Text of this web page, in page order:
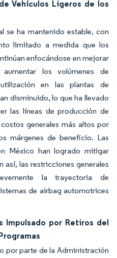
Vehículos Ligeros de los
se ha mantenido estable, con
limitado a medida que los
enfocándose en mejorar
los volúmenes de
en las plantas de
disminuido, lo que ha llevado
las líneas de producción de
generales más altos por
márgenes de beneficio. Las
México han logrado mitigar
así, las restricciones generales
la trayectoria de
de airbag automotrices
Impulsado por Retiros del
por parte de la Administración